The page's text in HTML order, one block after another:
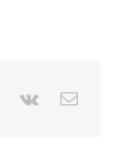
Pinterest
Vk
Correo